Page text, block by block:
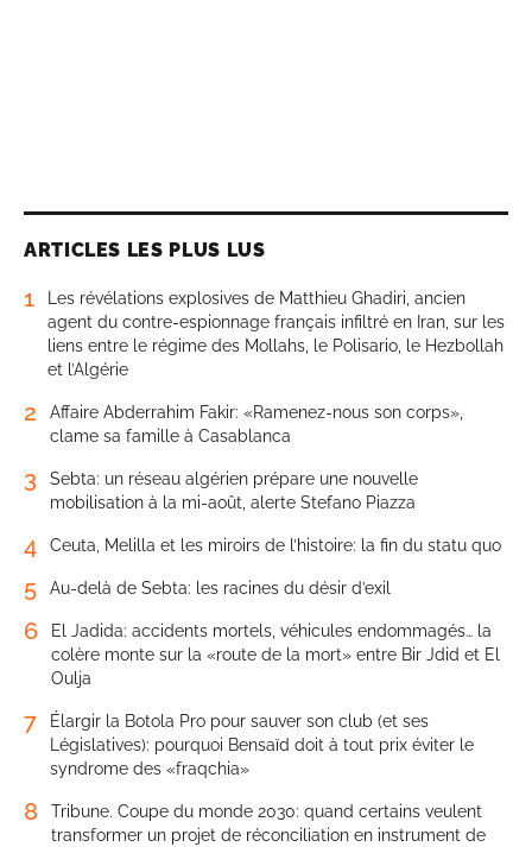
ARTICLES LES PLUS LUS
1
Les révélations explosives de Matthieu Ghadiri, ancien
agent du contre-espionnage français infiltré en Iran, sur les
liens entre le régime des Mollahs, le Polisario, le Hezbollah
et l’Algérie
2
Affaire Abderrahim Fakir: «Ramenez-nous son corps»,
clame sa famille à Casablanca
3
Sebta: un réseau algérien prépare une nouvelle
mobilisation à la mi-août, alerte Stefano Piazza
4 Ceuta, Melilla et les miroirs de l’histoire: la fin du statu quo
5 Au-delà de Sebta: les racines du désir d’exil
6
El Jadida: accidents mortels, véhicules endommagés… la
colère monte sur la «route de la mort» entre Bir Jdid et El
Oulja
7
Élargir la Botola Pro pour sauver son club (et ses
Législatives): pourquoi Bensaïd doit à tout prix éviter le
syndrome des «fraqchia»
8
Tribune. Coupe du monde 2030: quand certains veulent
transformer un projet de réconciliation en instrument de